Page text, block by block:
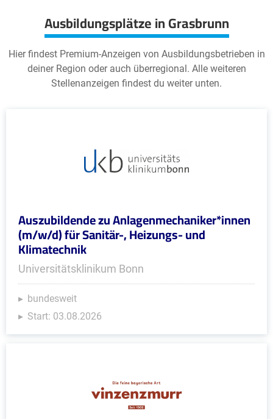
Ausbildungsplätze in Grasbrunn
Hier findest Premium-Anzeigen von Ausbildungsbetrieben in
deiner Region oder auch überregional. Alle weiteren
Stellenanzeigen findest du weiter unten.
Auszubildende zu Anlagenmechaniker*innen
(m/w/d) für Sanitär-, Heizungs- und
Klimatechnik
Universitätsklinikum Bonn
bundesweit
Start: 03.08.2026